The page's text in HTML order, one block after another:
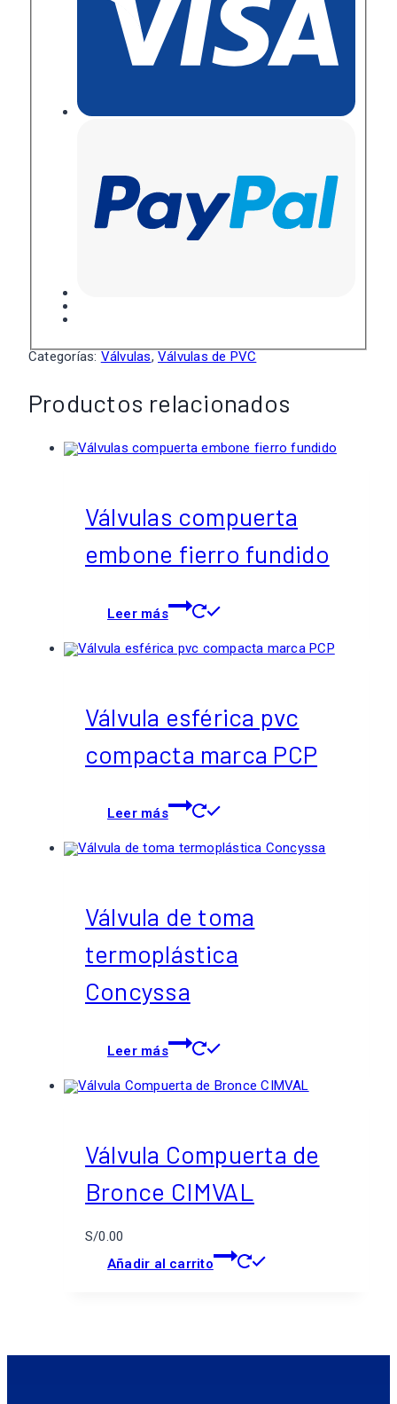
Categorías: Válvulas, Válvulas de PVC
Productos relacionados
Válvulas compuerta
embone fierro fundido
Leer más
Válvula esférica pvc
compacta marca PCP
Leer más
Válvula de toma
termoplástica
Concyssa
Leer más
Válvula Compuerta de
Bronce CIMVAL
S/0.00
Añadir al carrito